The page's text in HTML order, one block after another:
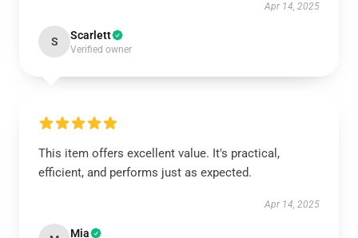
Apr 14, 2025
S Scarlett
Verified owner
This item offers excellent value. It's practical,
efficient, and performs just as expected.
Apr 14, 2025
Mia